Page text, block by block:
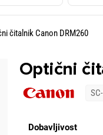
čitalnik Canon DRM260
Optični
Dobavljivost